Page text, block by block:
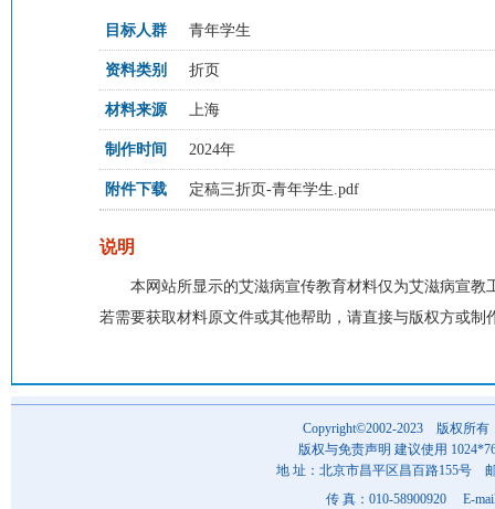
目标人群 青年学生
资料类别 折页
材料来源 上海
制作时间 2024年
附件下载 定稿三折页-青年学生.pdf
说明
本网站所显示的艾滋病宣传教育材料仅为艾滋病宣
若需要获取材料原文件或其他帮助，请直接与版权方或制
Copyright©2002-2023 版权所有
版权与免责声明 建议使用
地 址：北京市昌平区昌百路155号
传 真：010-58900920 E-